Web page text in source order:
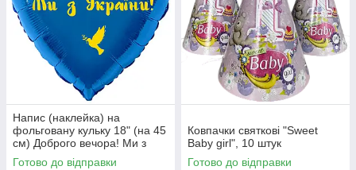
Напис (наклейка) на
фольговану кульку 18" (на 45
см) Доброго вечора! Ми з
України! (будь-який колір)
Готово до відправки
Ковпачки святкові "Sweet
Baby girl", 10 штук
Готово до відправки